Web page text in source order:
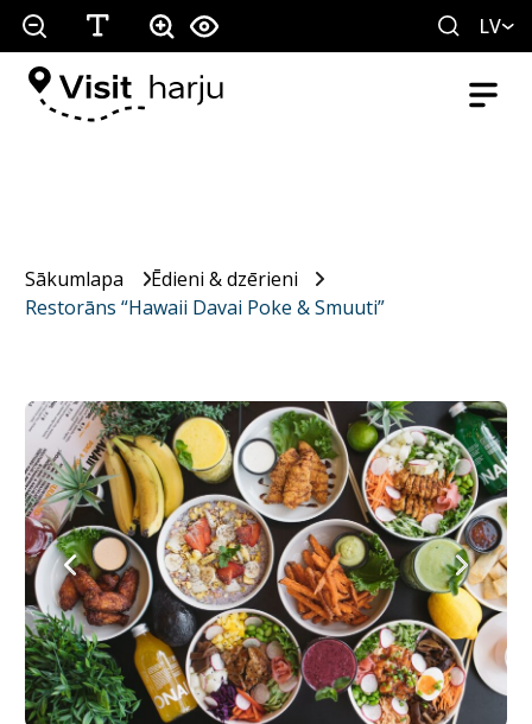
LV
Sākumlapa
Ēdieni & dzērieni
Restorāns “Hawaii Davai Poke & Smuuti”